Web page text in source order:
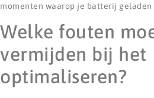
momenten waarop je batterij geladen
Welke fouten
vermijden bij het
optimaliseren?